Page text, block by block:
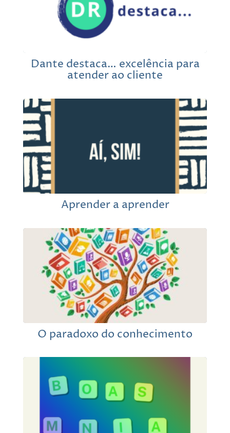
Dante destaca… excelência para
atender ao cliente
Aprender a aprender
O paradoxo do conhecimento